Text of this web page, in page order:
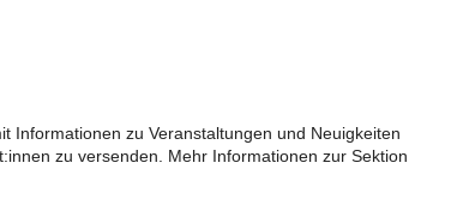
Informationen zu Veranstaltungen und Neuigkeiten
zu versenden. Mehr Informationen zur Sektion